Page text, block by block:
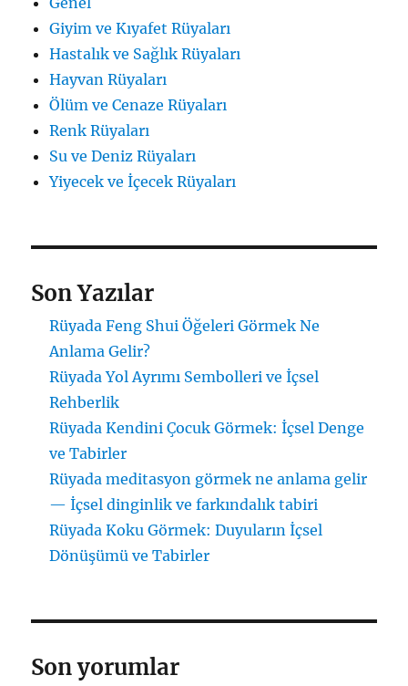
Giyim ve Kıyafet Rüyaları
Hastalık ve Sağlık Rüyaları
Hayvan Rüyaları
Ölüm ve Cenaze Rüyaları
Renk Rüyaları
Su ve Deniz Rüyaları
Yiyecek ve İçecek Rüyaları
Son Yazılar
Rüyada Feng Shui Öğeleri Görmek Ne
Anlama Gelir?
Rüyada Yol Ayrımı Sembolleri ve İçsel
Rehberlik
Rüyada Kendini Çocuk Görmek: İçsel Denge
ve Tabirler
Rüyada meditasyon görmek ne anlama gelir
— İçsel dinginlik ve farkındalık tabiri
Rüyada Koku Görmek: Duyuların İçsel
Dönüşümü ve Tabirler
Son yorumlar